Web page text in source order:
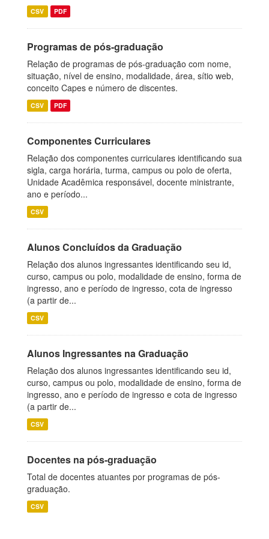
CSV PDF
Programas de pós-graduação
Relação de programas de pós-graduação com nome,
situação, nível de ensino, modalidade, área, sítio web,
conceito Capes e número de discentes.
CSV PDF
Componentes Curriculares
Relação dos componentes curriculares identificando sua
sigla, carga horária, turma, campus ou polo de oferta,
Unidade Acadêmica responsável, docente ministrante,
ano e período...
CSV
Alunos Concluídos da Graduação
Relação dos alunos ingressantes identificando seu id,
curso, campus ou polo, modalidade de ensino, forma de
ingresso, ano e período de ingresso, cota de ingresso
(a partir de...
CSV
Alunos Ingressantes na Graduação
Relação dos alunos ingressantes identificando seu id,
curso, campus ou polo, modalidade de ensino, forma de
ingresso, ano e período de ingresso e cota de ingresso
(a partir de...
CSV
Docentes na pós-graduação
Total de docentes atuantes por programas de pós-
graduação.
CSV